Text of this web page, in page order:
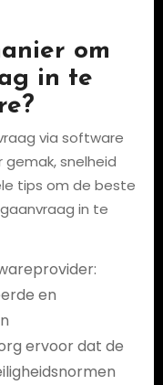
om
in te
via software
snelheid
tips om de beste
in te
en
ervoor dat de